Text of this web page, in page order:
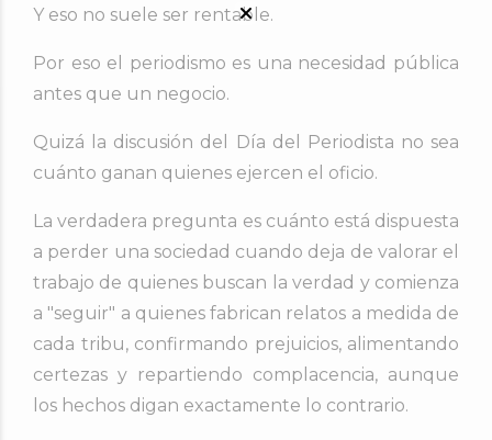
Y eso no suele ser rentable.
Por eso el periodismo es una necesidad pública
antes que un negocio.
Quizá la discusión del Día del Periodista no sea
cuánto ganan quienes ejercen el oficio.
La verdadera pregunta es cuánto está dispuesta
a perder una sociedad cuando deja de valorar el
trabajo de quienes buscan la verdad y comienza
a "seguir" a quienes fabrican relatos a medida de
cada tribu, confirmando prejuicios, alimentando
certezas y repartiendo complacencia, aunque
los hechos digan exactamente lo contrario.